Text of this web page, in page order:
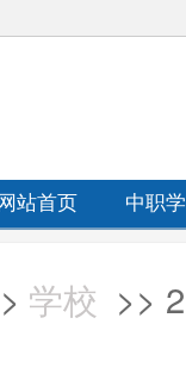
网站首页 中职
学校 >>